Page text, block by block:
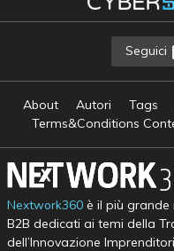
Seguici
About Autori Tags
Terms&Conditions
Nextwork360è il più grande
B2B dedicati ai temi della
dell’Innovazione